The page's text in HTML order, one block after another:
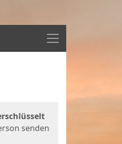
Menü
senden